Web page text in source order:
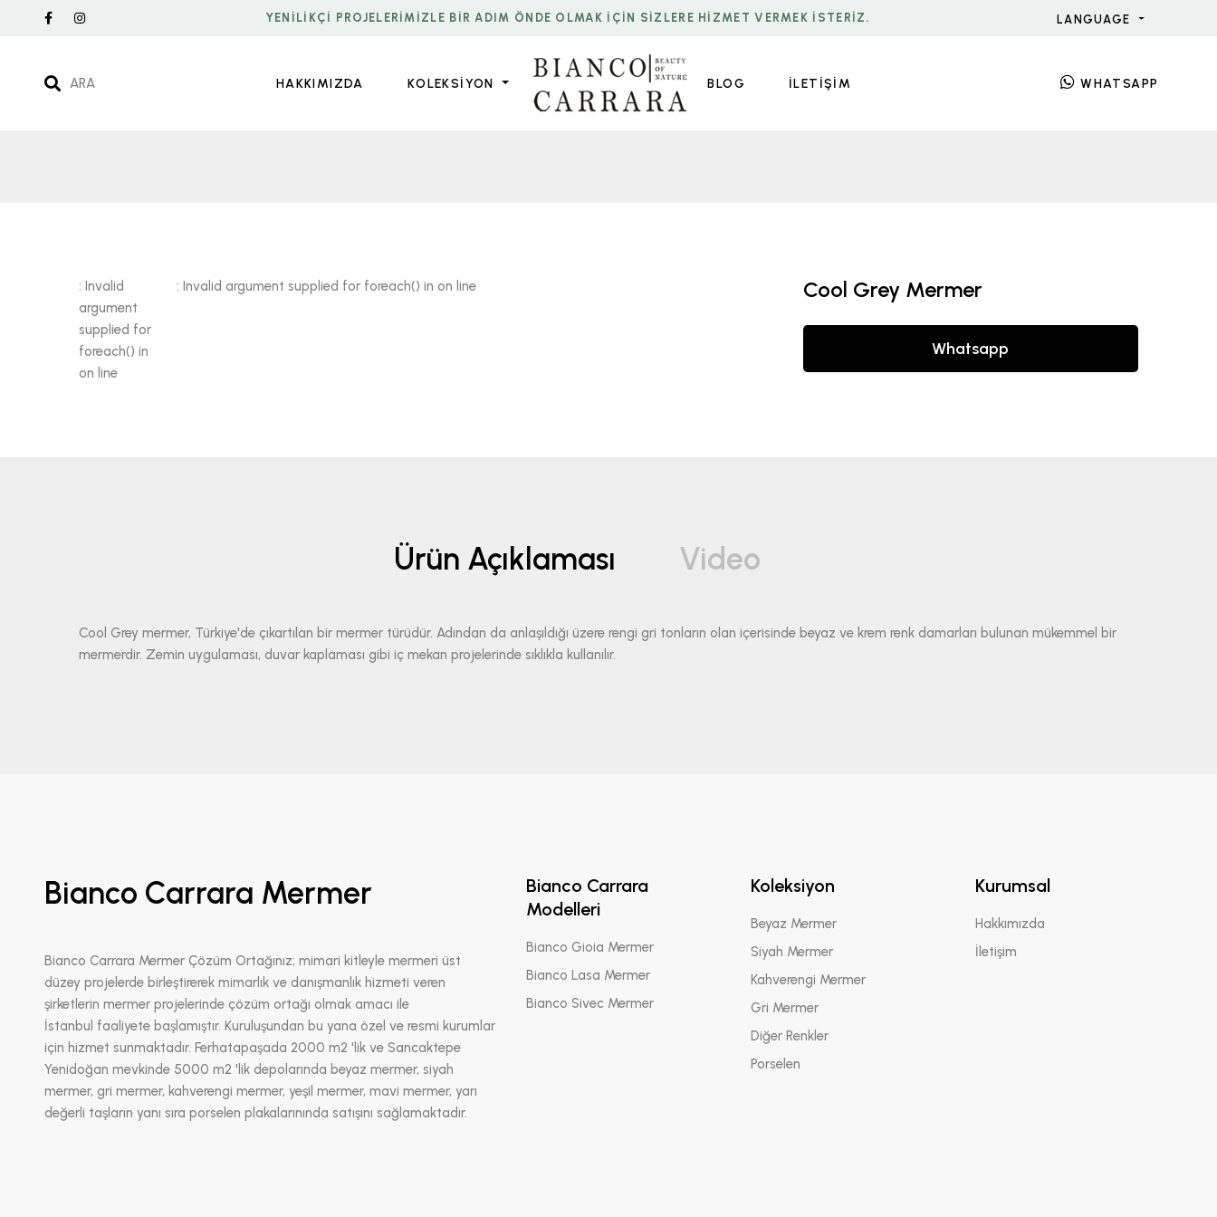
YENILIKÇI PROJELERIMIZLE BIR ADIM ÖNDE OLMAK IÇIN SIZLERE HIZMET VERMEK ISTERIZ. LANGUAGE
ARA HAKKIMIZDA KOLEKSİYON BLOG İLETİŞİM WHATSAPP
: Invalid argument supplied for foreach() in on line
Warning
/home/u0202980/biancocarraramermer.com/t/biancocarraramermer/product.php
28
: Invalid
argument
supplied for
foreach() in
on line
Cool Grey Mermer
Whatsapp
Ürün Açıklaması Video
Cool Grey mermer, Türkiye'de çıkartılan bir mermer türüdür. Adından da anlaşıldığı üzere rengi gri tonların olan içerisinde beyaz ve krem renk damarları bulunan mükemmel bir
mermerdir. Zemin uygulaması, duvar kaplaması gibi iç mekan projelerinde sıklıkla kullanılır.
Bianco Carrara Mermer
Bianco Carrara Mermer Çözüm Ortağınız; mimari kitleyle mermeri üst
düzey projelerde birleştirerek mimarlık ve danışmanlık hizmeti veren
şirketlerin mermer projelerinde çözüm ortağı olmak amacı ile
İstanbul faaliyete başlamıştır. Kuruluşundan bu yana özel ve resmi kurumlar
için hizmet sunmaktadır. Ferhatapaşada 2000 m2 'lik ve Sancaktepe
Yenidoğan mevkinde 5000 m2 'lik depolarında beyaz mermer, siyah
mermer, gri mermer, kahverengi mermer, yeşil mermer, mavi mermer, yarı
değerli taşların yanı sıra porselen plakalarınında satışını sağlamaktadır.
Bianco Carrara
Modelleri
Bianco Gioia Mermer
Bianco Lasa Mermer
Bianco Sivec Mermer
Koleksiyon
Beyaz Mermer
Siyah Mermer
Kahverengi Mermer
Gri Mermer
Diğer Renkler
Porselen
Kurumsal
Hakkımızda
İletişim